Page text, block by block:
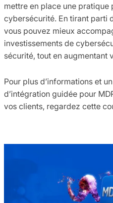
mettre en place une pratique
cybersécurité. En tirant parti
vous pouvez mieux
investissements de
sécurité, tout en augmentant
Pour plus d’informations et
d’intégration guidée pour
vos clients, regardez cette